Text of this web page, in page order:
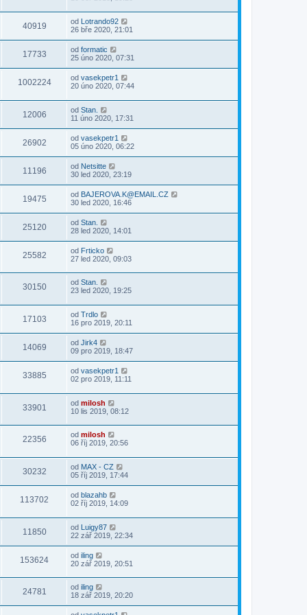
40919 od Lotrando92
26 bře 2020, 21:01
17733 od formatic
25 úno 2020, 07:31
1002224 od vasekpetr1
20 úno 2020, 07:44
12006 od Stan.
11 úno 2020, 17:31
26902 od vasekpetr1
05 úno 2020, 06:22
11196 od Netsitte
30 led 2020, 23:19
19475 od BAJEROVA.K@EMAIL.CZ
30 led 2020, 16:46
25120 od Stan.
28 led 2020, 14:01
25582 od Frticko
27 led 2020, 09:03
30150 od Stan.
23 led 2020, 19:25
17103 od Trdlo
16 pro 2019, 20:11
14069 od Jirk4
09 pro 2019, 18:47
33885 od vasekpetr1
02 pro 2019, 11:11
33901 od milosh
10 lis 2019, 08:12
22356 od milosh
06 říj 2019, 20:56
30232 od MAX - CZ
05 říj 2019, 17:44
113702 od blazahb
02 říj 2019, 14:09
11850 od Luigy87
22 zář 2019, 22:34
153624 od iling
20 zář 2019, 20:51
24781 od iling
18 zář 2019, 20:20